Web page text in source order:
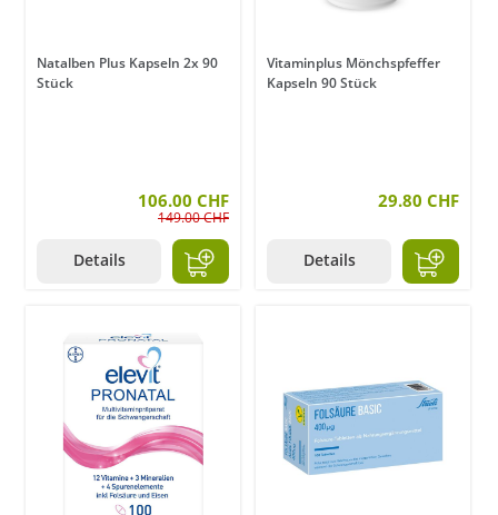
Natalben Plus Kapseln 2x 90
Stück
106.00 CHF
149.00 CHF
Details
Vitaminplus Mönchspfeffer
Kapseln 90 Stück
29.80 CHF
Details